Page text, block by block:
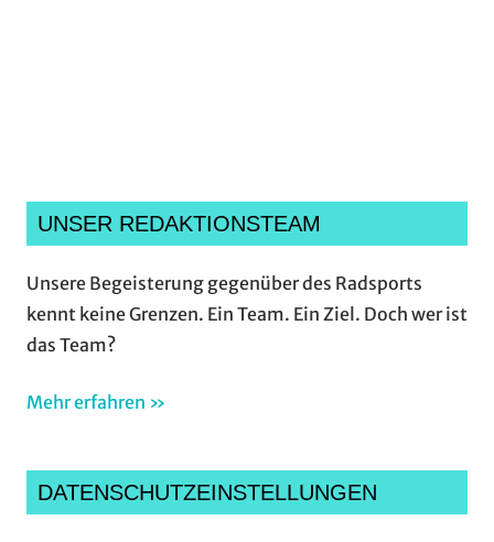
UNSER REDAKTIONSTEAM
Unsere Begeisterung gegenüber des Radsports
kennt keine Grenzen. Ein Team. Ein Ziel. Doch wer ist
das Team?
Mehr erfahren »
DATENSCHUTZEINSTELLUNGEN